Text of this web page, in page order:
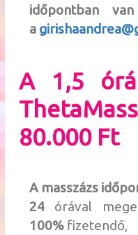
időpontban
a
A 1,5
80.000 Ft
A masszázs
24 órával
100% fizetendő,